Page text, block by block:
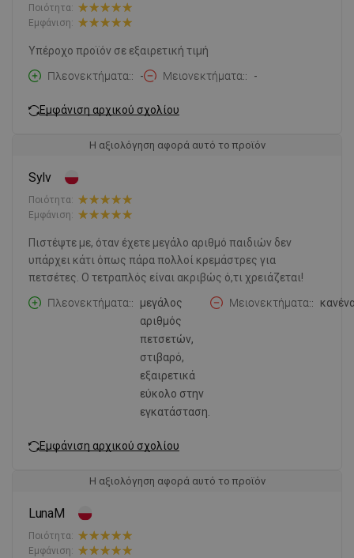
Ποιότητα:
Εμφάνιση:
Υπέροχο προϊόν σε εξαιρετική τιμή
Πλεονεκτήματα:
- Μειονεκτήματα: -
Εμφάνιση αρχικού σχολίου
Η αξιολόγηση αφορά αυτό το προϊόν
Sylv
Ποιότητα:
Εμφάνιση:
Πιστέψτε με, όταν έχετε μεγάλο αριθμό παιδιών δεν
υπάρχει κάτι όπως πάρα πολλοί κρεμάστρες για
πετσέτες. Ο τετραπλός είναι ακριβώς ό,τι χρειάζεται!
Πλεονεκτήματα:
μεγάλος
αριθμός
πετσετών,
στιβαρό,
εξαιρετικά
εύκολο στην
εγκατάσταση.
Μειονεκτήματα:
Εμφάνιση αρχικού σχολίου
Η αξιολόγηση αφορά αυτό το προϊόν
LunaM
Ποιότητα:
Εμφάνιση: